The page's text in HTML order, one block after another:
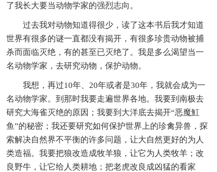
了我长大要当动物学家的强烈志向。
过去我对动物知道得很少，读了这本书后我才知道
世界有很多的谜一直都没有揭开，有很多珍贵动物被捕
杀而面临灭绝，有的甚至已灭绝了。我是多么渴望当一
名动物学家，去研究动物，保护动物。
我想，再过10年、20年或者是30年，我就会成为一
名动物学家。到那时我要走遍世界各地。我要到南极去
研究大海雀灭绝的原因；我要到大洋底去揭开“恶魔魟
鱼”的秘密；我还要研究如何保护世界上的珍禽异兽，探
索解决自然界不平衡的许多问题，让大自然更好的为人
类造福。我要把狼改造成牧羊狼，让它为人类牧羊；改
良野牛，让它给人类耕地；把老虎改良成凶猛的看家